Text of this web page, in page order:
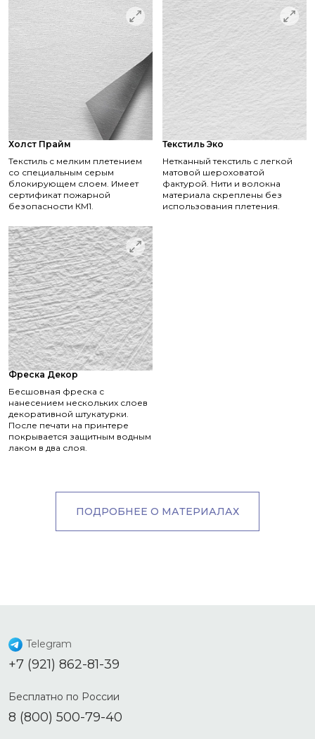
Холст Прайм
Текстиль с мелким плетением
со специальным серым
блокирующем слоем. Имеет
сертификат пожарной
безопасности КМ1.
Текстиль Эко
Нетканный текстиль с легкой
матовой шероховатой
фактурой. Нити и волокна
материала скреплены без
использования плетения.
Фреска Декор
Бесшовная фреска с
нанесением нескольких слоев
декоративной штукатурки.
После печати на принтере
покрывается защитным водным
лаком в два слоя.
ПОДРОБНЕЕ О МАТЕРИАЛАХ
Telegram
+7 (921) 862-81-39
Бесплатно по России
8 (800) 500-79-40